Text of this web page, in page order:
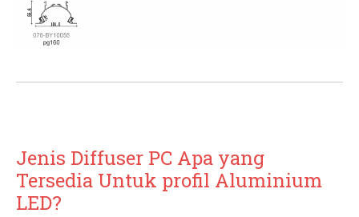
Jenis Diffuser PC Apa yang
Tersedia Untuk profil Aluminium
LED?